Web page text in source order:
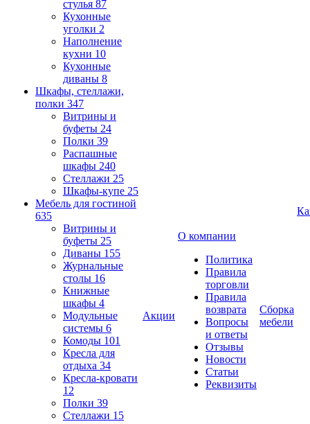
стулья 87
Кухонные
уголки 2
Наполнение
кухни 10
Кухонные
диваны 8
Шкафы, стеллажи,
полки 347
Витрины и
буфеты 24
Полки 39
Распашные
шкафы 240
Стеллажи 25
Шкафы-купе 25
Мебель для гостиной
635
Витрины и
буфеты 25
Диваны 155
Журнальные
столы 16
Книжные
шкафы 4
Модульные
системы 6
Комоды 101
Кресла для
отдыха 34
Кресла-кровати
12
Полки 39
Стеллажи 15
Акции
О компании
Политика
Правила
торговли
Правила
возврата
Вопросы
и ответы
Отзывы
Новости
Статьи
Реквизиты
Сборка
мебели